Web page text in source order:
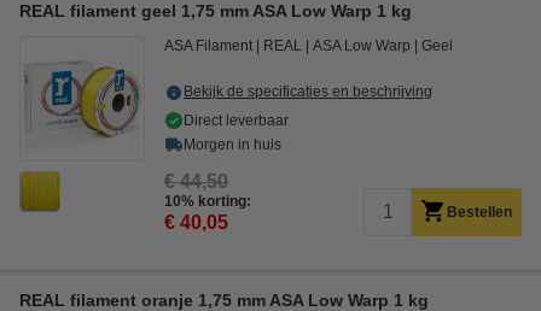
REAL filament geel 1,75 mm ASA Low Warp 1 kg
ASA Filament REAL ASA Low Warp Geel
Bekijk de specificaties en beschrijving
Direct leverbaar
Morgen in huis
€ 44,50
10% korting:
€ 40,05 Bestellen
REAL filament oranje 1,75 mm ASA Low Warp 1 kg